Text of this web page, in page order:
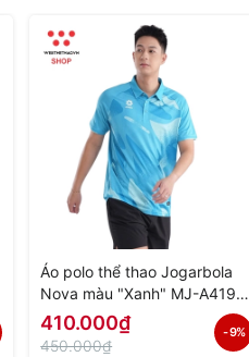
Áo polo thể thao Jogarbola
Nova màu "Xanh" MJ-A4197-
03 - Hàng Chính Hãng
410.000₫
450.000₫
- 9%